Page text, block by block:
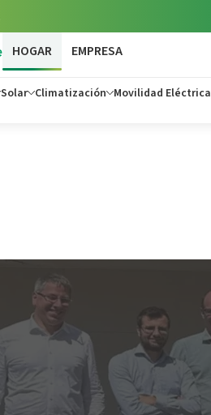
HOGAR
Solar Climatización Movilidad Eléctrica
EMPRESA